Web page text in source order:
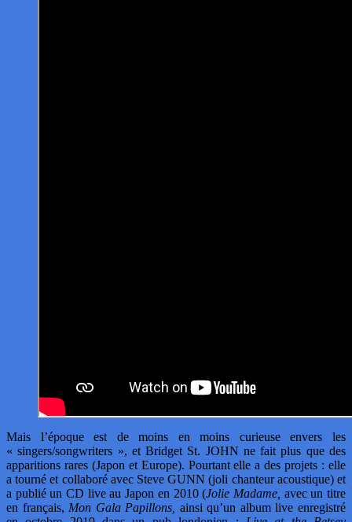
Mais l’époque est de moins en moins curieuse envers les
« singers/songwriters », et Bridget St. JOHN ne fait plus que des
apparitions rares (Japon et Europe). Pourtant elle a des projets : elle
a tourné et collaboré avec Steve GUNN (joli chanteur acoustique) et
a publié un CD live au Japon en 2010 (Jolie Madame, avec un titre
en français, Mon Gala Papillons, ainsi qu’un album live enregistré